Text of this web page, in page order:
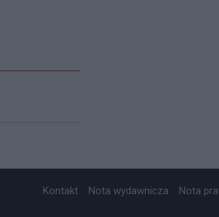
Kontakt Nota wydawnicza Nota